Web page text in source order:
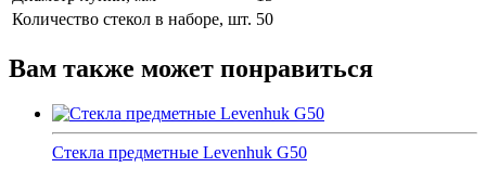
Количество стекол в наборе, шт. 50
Вам также может понравиться
Стекла предметные Levenhuk G50